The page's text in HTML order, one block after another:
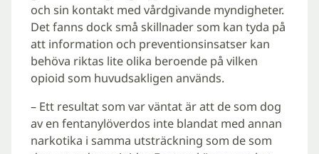
och sin kontakt med vårdgivande myndigheter.
Det fanns dock små skillnader som kan tyda på
att information och preventionsinsatser kan
behöva riktas lite olika beroende på vilken
opioid som huvudsakligen används.
– Ett resultat som var väntat är att de som dog
av en fentanylöverdos inte blandat med annan
narkotika i samma utsträckning som de som